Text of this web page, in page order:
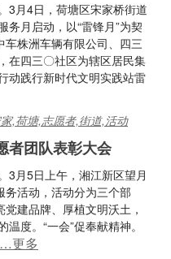
3月4日，荷塘区宋家桥街道
务月启动，以“雷锋月”为契
车株洲车辆有限公司、四三
在四三〇社区为辖区居民集
动践行新时代文明实践站雷
,荷塘,志愿者,街道,活动
者团队表彰大会
3月5日上午，湘江新区望月
务活动，活动分为三个部
建品牌、厚植文明沃土，
度。“一会”促奉献精神。
更多